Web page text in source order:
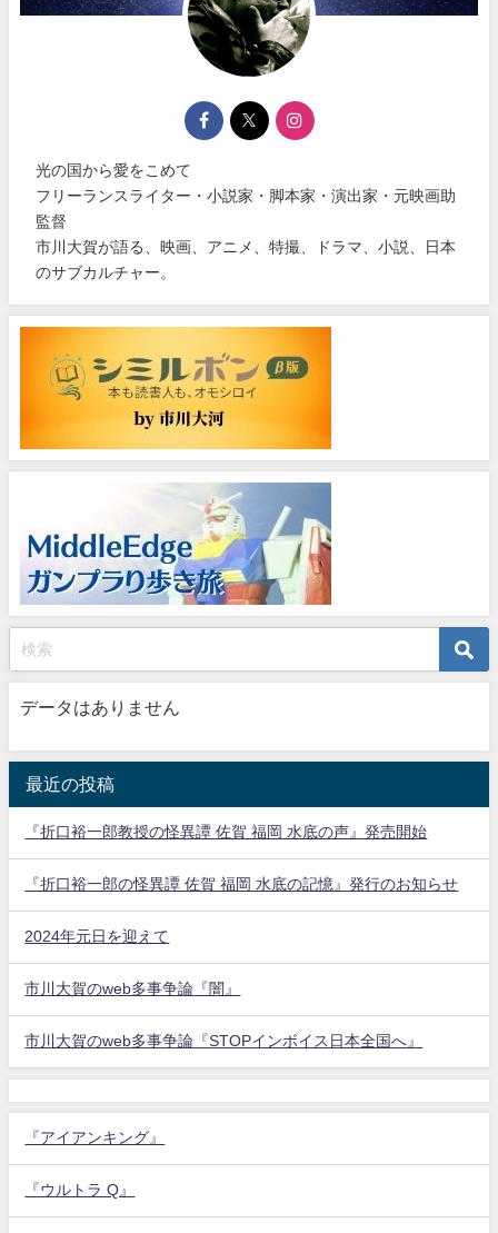
光の国から愛をこめて
フリーランスライター・小説家・脚本家・演出家・元映画助
監督
市川大賀が語る、映画、アニメ、特撮、ドラマ、小説、日本
のサブカルチャー。
データはありません
最近の投稿
『折口裕一郎教授の怪異譚 佐賀 福岡 水底の声』発売開始
『折口裕一郎の怪異譚 佐賀 福岡 水底の記憶』発行のお知らせ
2024年元日を迎えて
市川大賀のweb多事争論『闇』
市川大賀のweb多事争論『STOPインボイス日本全国へ』
『アイアンキング』
『ウルトラ Q』